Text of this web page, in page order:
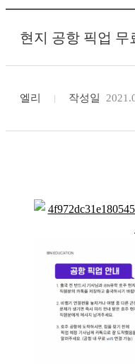
현지 공항 픽업 무
엘리 작성일